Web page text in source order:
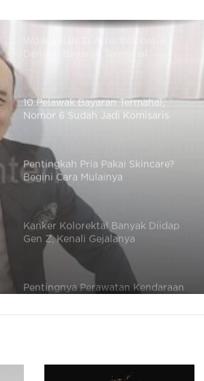
Pentingkah Pria Pakai Skincare?
Kanker Kolorektal Banyak Diidap
Gen Z, Kenali Gejalanya
Pentingnya Perawatan Kendaraan
Secara Rutin dalam Dunia Otomotif
Tanya Orang? Ini Plus Minusnya